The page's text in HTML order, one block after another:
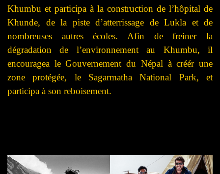
Khumbu et participa à la construction de l’hôpital de
Khunde, de la piste d’atterrissage de Lukla et de
nombreuses autres écoles. Afin de freiner la
dégradation de l’environnement au Khumbu, il
encouragea le Gouvernement du Népal à créér une
zone protégée, le Sagarmatha National Park, et
participa à son reboisement.